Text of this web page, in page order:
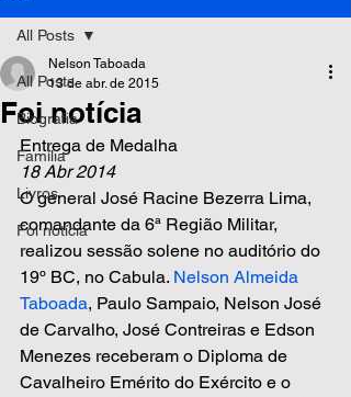
All Posts
Biografia
Família
Livros
Foi notícia
All Posts
Foi notícia
Nelson Taboada
13 de abr. de 2015
Entrega de Medalha
18 Abr 2014
O general José Racine Bezerra Lima,
comandante da 6ª Região Militar,
realizou sessão solene no auditório do
19º BC, no Cabula. Nelson Almeida
Taboada, Paulo Sampaio, Nelson José
de Carvalho, José Contreiras e Edson
Menezes receberam o Diploma de
Cavalheiro Emérito do Exército e o